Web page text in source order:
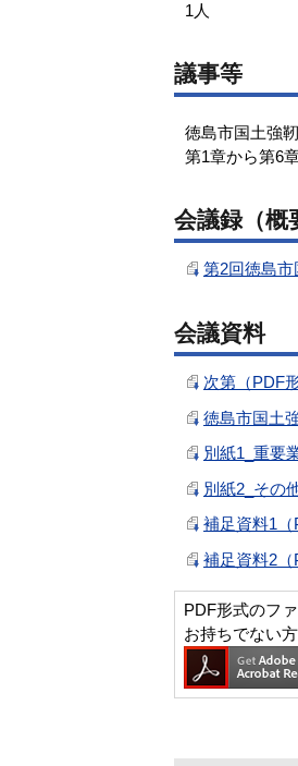
1人
議事等
徳島市国土強
第1章から第6
会議録（概
第2回徳島
会議資料
次第（PDF
徳島市国土
別紙1_重要
別紙2_その
補足資料1（
補足資料2（
PDF形式のフ
お持ちでない